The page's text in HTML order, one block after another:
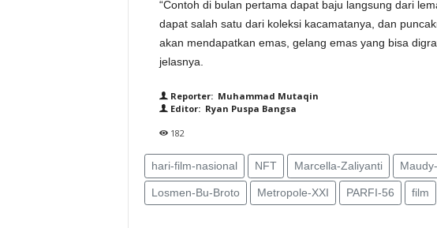
“Contoh di bulan pertama dapat baju langsung dari
dapat salah satu dari koleksi kacamatanya, dan
akan mendapatkan emas, gelang emas yang bisa
jelasnya.
Reporter: Muhammad Mutaqin
Editor: Ryan Puspa Bangsa
182
hari-film-nasional NFT Marcella-Zaliyanti
Losmen-Bu-Broto Metropole-XXI PARFI-56 film